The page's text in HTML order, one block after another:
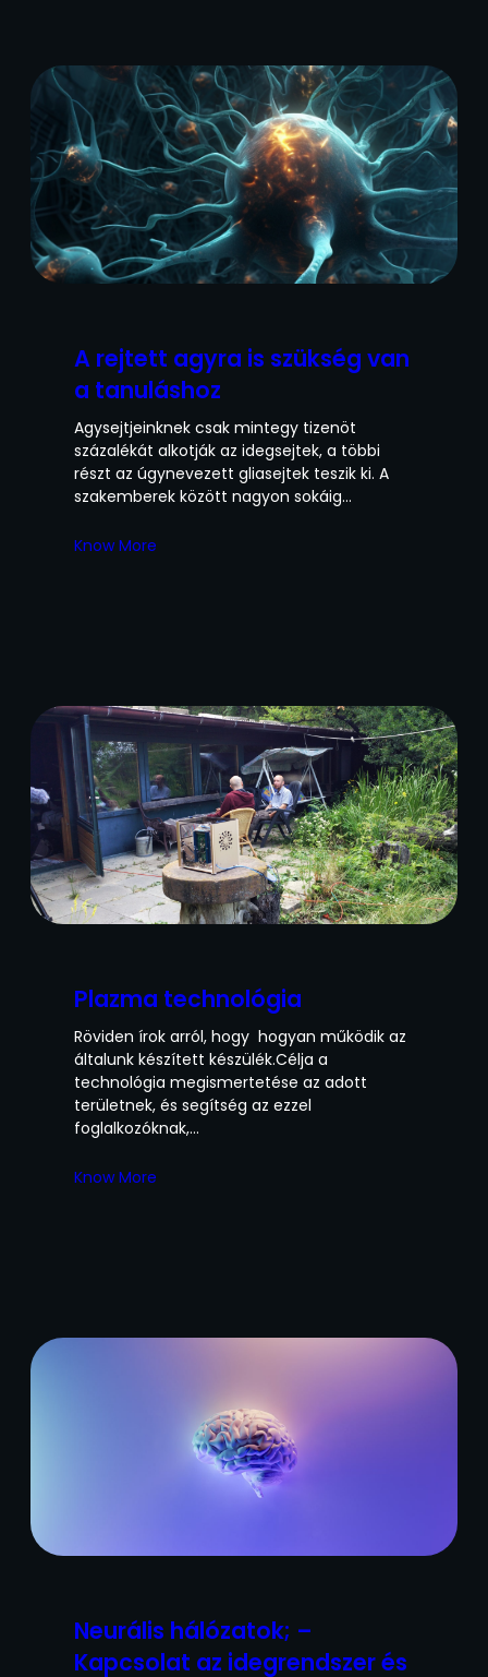
A rejtett agyra is szükség van
a tanuláshoz
Agysejtjeinknek csak mintegy tizenöt
százalékát alkotják az idegsejtek, a többi
részt az úgynevezett gliasejtek teszik ki. A
szakemberek között nagyon sokáig…
Know More
Plazma technológia
Röviden írok arról, hogy hogyan működik az
általunk készített készülék.Célja a
technológia megismertetése az adott
területnek, és segítség az ezzel
foglalkozóknak,…
Know More
Neurális hálózatok; –
Kapcsolat az idegrendszer és